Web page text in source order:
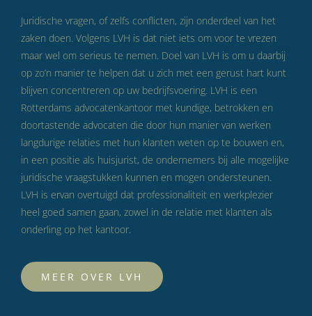
Juridische vragen, of zelfs conflicten, zijn onderdeel van het
zaken doen. Volgens LVH is dat niet iets om voor te vrezen
maar wel om serieus te nemen. Doel van LVH is om u daarbij
op zo’n manier te helpen dat u zich met een gerust hart kunt
blijven concentreren op uw bedrijfsvoering. LVH is een
Rotterdams advocatenkantoor met kundige, betrokken en
doortastende advocaten die door hun manier van werken
langdurige relaties met hun klanten weten op te bouwen en,
in een positie als huisjurist, de ondernemers bij alle mogelijke
juridische vraagstukken kunnen en mogen ondersteunen.
LVH is ervan overtuigd dat professionaliteit en werkplezier
heel goed samen gaan, zowel in de relatie met klanten als
onderling op het kantoor.
MEER OVER LVH